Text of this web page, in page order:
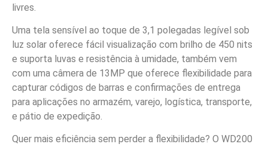
livres.
Uma tela sensível ao toque de 3,1 polegadas legível sob
luz solar oferece fácil visualização com brilho de 450 nits
e suporta luvas e resistência à umidade, também vem
com uma câmera de 13MP que oferece flexibilidade para
capturar códigos de barras e confirmações de entrega
para aplicações no armazém, varejo, logística, transporte,
e pátio de expedição.
Quer mais eficiência sem perder a flexibilidade? O WD200